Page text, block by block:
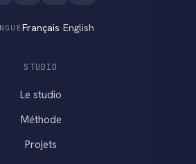
Français·English
STUDIO
Le studio
Méthode
Projets